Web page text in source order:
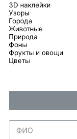
3D наклейки
Узоры
Города
Животные
Природа
Фоны
Фрукты и овощи
Цветы